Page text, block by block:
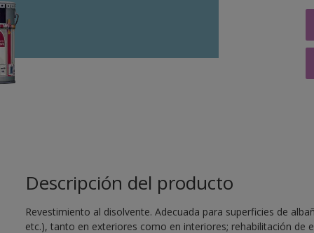
Descripción del producto
Revestimiento al disolvente. Adecuada para superficies de
etc.), tanto en exteriores como en interiores; rehabilitación de